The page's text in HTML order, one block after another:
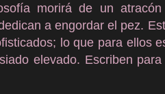
morirá de un
a engordar el pez.
lo que para ellos
elevado. Escriben